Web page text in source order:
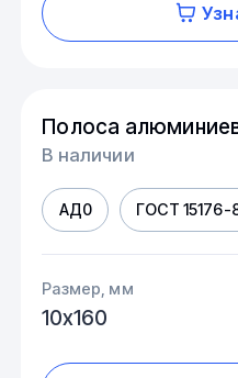
Полоса
В наличии
АД0 ГОСТ 15176-
Размер, мм
10х160